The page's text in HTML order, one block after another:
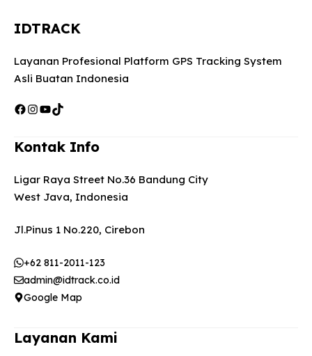
IDTRACK
Layanan Profesional Platform GPS Tracking System
Asli Buatan Indonesia
Facebook
Instagram
YouTube
TikTok
Kontak Info
Ligar Raya Street No.36 Bandung City
West Java, Indonesia
Jl.Pinus 1 No.220, Cirebon
+62 811-2011-123
admin@idtrack.co.id
Google Map
Layanan Kami